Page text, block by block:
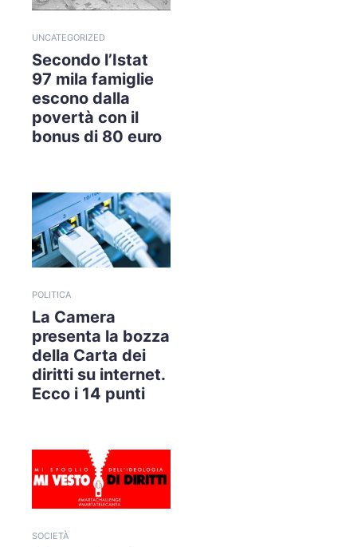
UNCATEGORIZED
Secondo l’Istat
97 mila famiglie
escono dalla
povertà con il
bonus di 80 euro
POLITICA
La Camera
presenta la bozza
della Carta dei
diritti su internet.
Ecco i 14 punti
SOCIETÀ